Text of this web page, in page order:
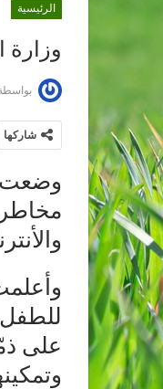
الرئيسية
وزارة
شاركها
وضعت
مخاطر
للطفل
على